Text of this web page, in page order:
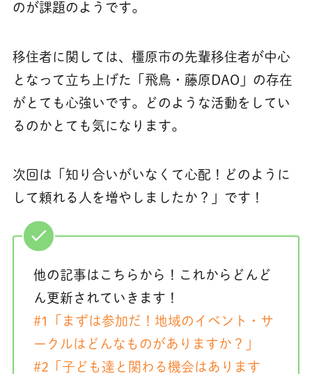
のが課題のようです。
移住者に関しては、橿原市の先輩移住者が中心
となって立ち上げた「飛鳥・藤原DAO」の存在
がとても心強いです。どのような活動をしてい
るのかとても気になります。
次回は「知り合いがいなくて心配！どのように
して頼れる人を増やしましたか？」です！
他の記事はこちらから！これからどんど
ん更新されていきます！
#1「まずは参加だ！地域のイベント・サ
ークルはどんなものがありますか？」
#2「子ども達と関わる機会はあります